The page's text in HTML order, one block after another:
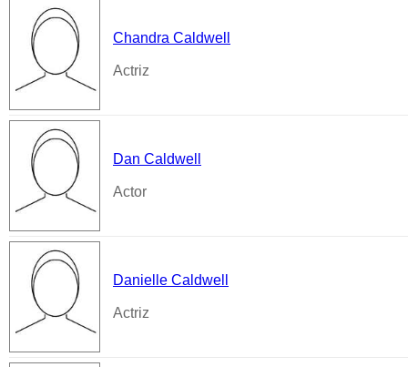
Chandra Caldwell
Actriz
Dan Caldwell
Actor
Danielle Caldwell
Actriz